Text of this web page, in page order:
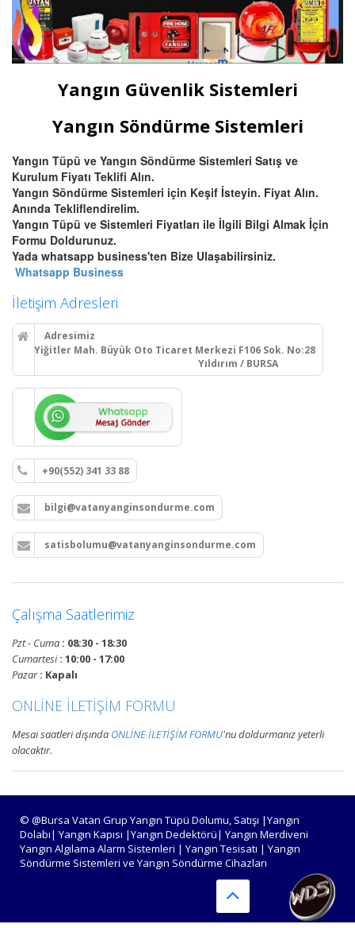
Bursa Hassas Yangın ve Duman
Dedektörü Çeşitleri
Bursa duman dedektörü ısı
dedektörü, (pilli duman
multisensörler ve yüksek tavanlı
yangın dedektörü satış ve
montajı.
Bursa Otomatik Gazlı Söndürme
ve Mühendislik Sistemleri
Bursa FM200, Novec 1230
montaj ve tüp dolumu.
Bursa Yangın Dolabı, Hortum
dolapları montajı, seyyar
tekerlekli yangın hortumu
makaraları, yangın hidrant
hatları kurulumu ve periyodik
vana testleri.
yangın alarm kontrol paneli
projelendirme, montaj ve
Bursa Yangın Algılama ve İhbar
Alarm Sistemleri
Bursa adresli ve konvansiyonel
yangın alarm sistemleri
Yangın Güvenlik Sistemleri
Yangın Söndürme Sistemleri
Yangın Tüpü ve Yangın Söndürme Sistemleri Satış ve
Kurulum Fiyatı Teklifi Alın.
Yangın Söndürme Sistemleri için Keşif İsteyin. Fiyat Alın.
Anında Tekliflendirelim.
Yangın Tüpü ve Sistemleri Fiyatları ile İlgili Bilgi Almak İçin
Formu Doldurunuz.
Yada whatsapp business'ten Bize Ulaşabilirsiniz.
Whatsapp Business
İletişim Adresleri
Adresimiz
Yiğitler Mah. Büyük Oto Ticaret Merkezi F106 Sok. No:28
Yıldırım / BURSA
+90(552) 341 33 88
bilgi@vatanyanginsondurme.com
satisbolumu@vatanyanginsondurme.com
Çalışma Saatlerimiz
Pzt - Cuma : 08:30 - 18:30
Cumartesi: 10:00 - 17:00
Pazar: Kapalı
ONLİNE İLETİŞİM FORMU
Mesai saatleri dışında ONLİNE İLETİŞİM FORMU'nu doldurmanız yeterli
olacaktır.
© @Bursa Vatan Grup Yangın Tüpü Dolumu, Satışı |Yangın
Dolabı| Yangın Kapısı |Yangın Dedektörü| Yangın Merdiveni
Yangın Algılama Alarm Sistemleri | Yangın Tesisatı | Yangın
Söndürme Sistemleri ve Yangın Söndürme Cihazları